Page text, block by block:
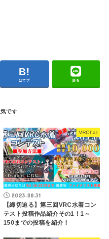
はてブ 送る
VRChat
2023.08.31
【締切迫る】第三回VRC水着コン
テスト投稿作品紹介その1！1～
150までの投稿を紹介！